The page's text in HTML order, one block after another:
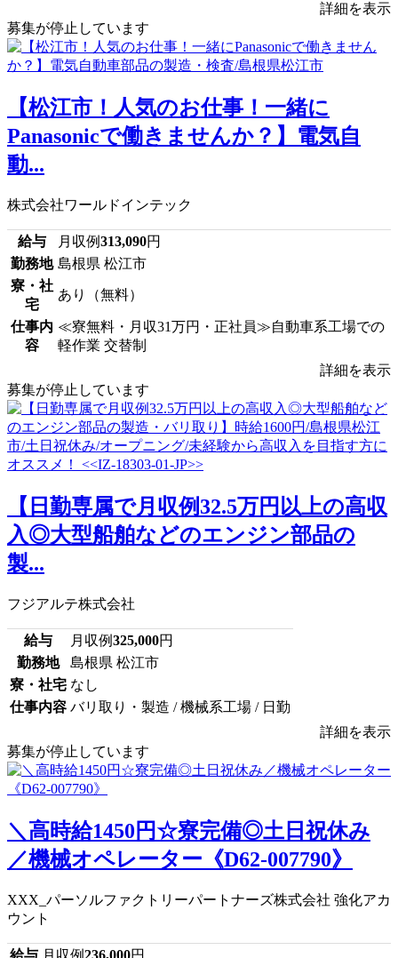
詳細を表示
募集が停止しています
【松江市！人気のお仕事！一緒に
Panasonicで働きませんか？】電気自
動...
株式会社ワールドインテック
給与 月収例313,090円
勤務地 島根県 松江市
寮・社
宅
あり（無料）
仕事内
容
≪寮無料・月収31万円・正社員≫自動車系工場での
軽作業 交替制
詳細を表示
募集が停止しています
【日勤専属で月収例32.5万円以上の高収
入◎大型船舶などのエンジン部品の
製...
フジアルテ株式会社
給与 月収例325,000円
勤務地
島根県 松江市
寮・社宅 なし
仕事内容 バリ取り・製造 / 機械系工場 / 日勤
詳細を表示
募集が停止しています
＼高時給1450円☆寮完備◎土日祝休み
／機械オペレーター《D62-007790》
XXX_パーソルファクトリーパートナーズ株式会社 強化アカ
ウント
給与 月収例236,000円